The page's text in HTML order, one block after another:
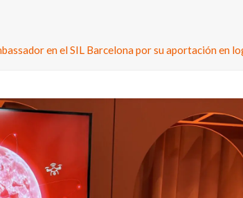
en el SIL Barcelona por su aportación en